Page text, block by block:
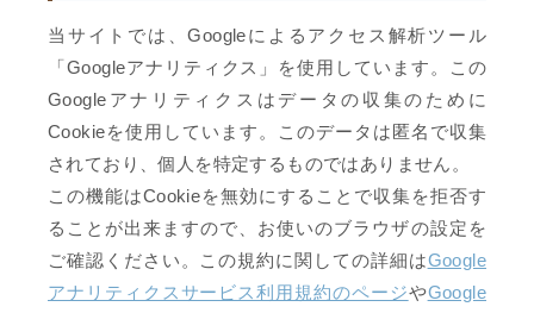
当サイトでは、Googleによるアクセス解析ツール
「Googleアナリティクス」を使用しています。この
Googleアナリティクスはデータの収集のために
Cookieを使用しています。このデータは匿名で収集
されており、個人を特定するものではありません。
この機能はCookieを無効にすることで収集を拒否す
ることが出来ますので、お使いのブラウザの設定を
ご確認ください。この規約に関しての詳細はGoogle
アナリティクスサービス利用規約のページやGoogle